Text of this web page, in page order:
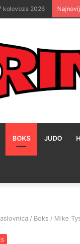
kolovoza 2026
BOKS JUDO
/ Boks / Mike